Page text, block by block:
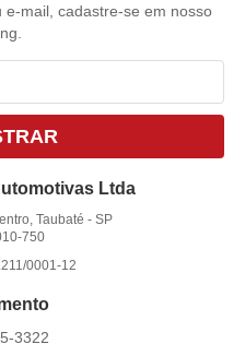
mail, cadastre-se em nosso
Ltda
Taubaté -SP
750
0001-12
3322